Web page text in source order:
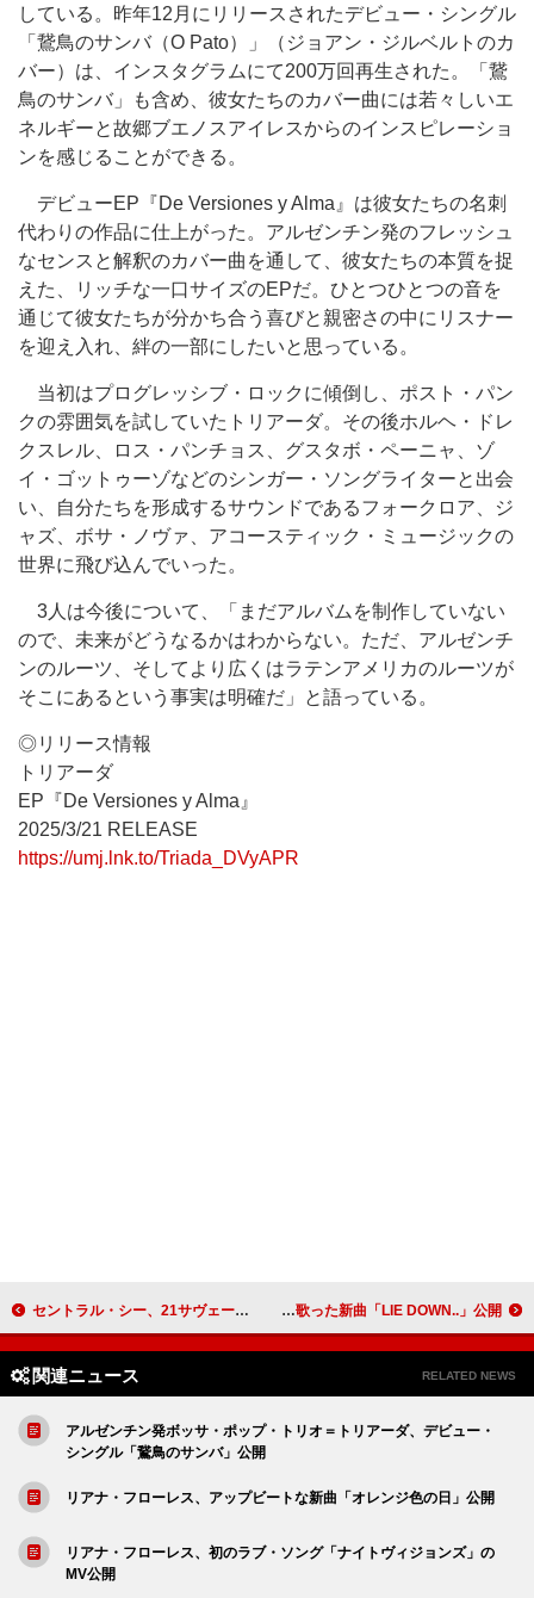
している。昨年12月にリリースされたデビュー・シングル
「鵞鳥のサンバ（O Pato）」（ジョアン・ジルベルトのカ
バー）は、インスタグラムにて200万回再生された。「鵞
鳥のサンバ」も含め、彼女たちのカバー曲には若々しいエ
ネルギーと故郷ブエノスアイレスからのインスピレーショ
ンを感じることができる。
デビューEP『De Versiones y Alma』は彼女たちの名刺
代わりの作品に仕上がった。アルゼンチン発のフレッシュ
なセンスと解釈のカバー曲を通して、彼女たちの本質を捉
えた、リッチな一口サイズのEPだ。ひとつひとつの音を
通じて彼女たちが分かち合う喜びと親密さの中にリスナー
を迎え入れ、絆の一部にしたいと思っている。
当初はプログレッシブ・ロックに傾倒し、ポスト・パン
クの雰囲気を試していたトリアーダ。その後ホルヘ・ドレ
クスレル、ロス・パンチョス、グスタボ・ペーニャ、ゾ
イ・ゴットゥーゾなどのシンガー・ソングライターと出会
い、自分たちを形成するサウンドであるフォークロア、ジ
ャズ、ボサ・ノヴァ、アコースティック・ミュージックの
世界に飛び込んでいった。
3人は今後について、「まだアルバムを制作していない
ので、未来がどうなるかはわからない。ただ、アルゼンチ
ンのルーツ、そしてより広くはラテンアメリカのルーツが
そこにあるという事実は明確だ」と語っている。
◎リリース情報
トリアーダ
EP『De Versiones y Alma』
2025/3/21 RELEASE
https://umj.lnk.to/Triada_DVyAPR
セントラル・シー、21サヴェージ参加の新曲「GBP」公開 サヤ・グレー、死と片思いを歌った新曲「LIE DOWN..」公開
関連ニュース RELATED NEWS
アルゼンチン発ボッサ・ポップ・トリオ＝トリアーダ、デビュー・
シングル「鵞鳥のサンバ」公開
リアナ・フローレス、アップビートな新曲「オレンジ色の日」公開
リアナ・フローレス、初のラブ・ソング「ナイトヴィジョンズ」の
MV公開